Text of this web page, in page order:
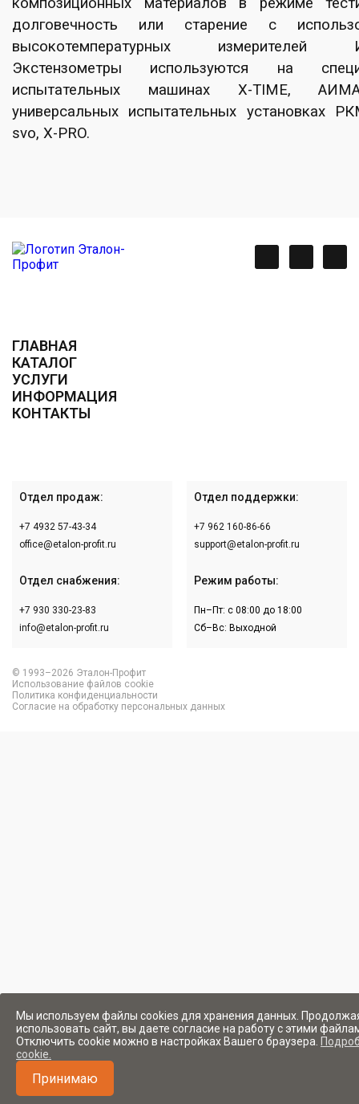
долговечность или старение с
высокотемпературных измерителей
Экстензометры используются на
испытательных машинах X-TIME,
универсальных испытательных установках
svo, X-PRO.
ГЛАВНАЯ
КАТАЛОГ
УСЛУГИ
ИНФОРМАЦИЯ
КОНТАКТЫ
Отдел продаж:
+7 4932 57-43-34
office@etalon-profit.ru
Отдел поддержки:
+7 962 160-86-66
support@etalon-profit.ru
Отдел снабжения:
+7 930 330-23-83
info@etalon-profit.ru
Режим работы:
Пн–Пт: с 08:00 до 18:00
Сб–Вс: Выходной
© 1993–2026 Эталон-Профит
Использование файлов cookie
Политика конфиденциальности
Согласие на обработку персональных данных
Мы используем файлы cookies для хранения данных.
использовать сайт, вы даете согласие на работу с этими
Отключить cookie можно в настройках Вашего браузера.
cookie.
Принимаю